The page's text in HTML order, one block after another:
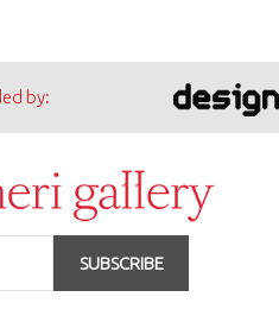
by:
SUBSCRIBE